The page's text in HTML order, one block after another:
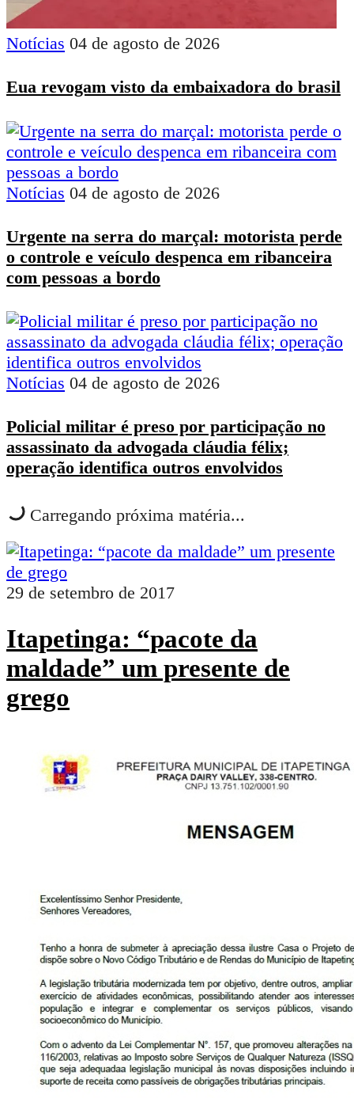
Notícias 04 de agosto de 2026
Eua revogam visto da embaixadora do brasil
Notícias 04 de agosto de 2026
Urgente na serra do marçal: motorista perde
o controle e veículo despenca em ribanceira
com pessoas a bordo
Notícias 04 de agosto de 2026
Policial militar é preso por participação no
assassinato da advogada cláudia félix;
operação identifica outros envolvidos
Carregando próxima matéria...
29 de setembro de 2017
Itapetinga: “pacote da
maldade” um presente de
grego